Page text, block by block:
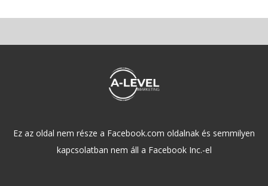
Ez az oldal nem része a Facebook.com oldalnak és semmilyen
kapcsolatban nem áll a Facebook Inc.-el